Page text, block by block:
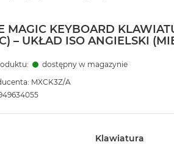
MAGIC KEYBOARD
– UKŁAD ISO ANGIELSKI
dostępny w magazynie
MXCK3Z/A
Klawiatura